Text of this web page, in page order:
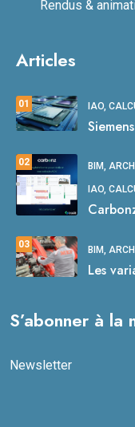
Rendus &
Articles
01 IAO,
02 BIM,
IAO,
03 BIM,
Les
S’abonner à la
Newsletter